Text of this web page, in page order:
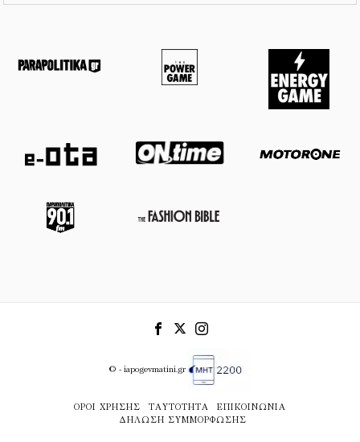
© - iapogevmatini.gr
ΌΡΟΙ ΧΡΉΣΗΣ ΤΑΥΤΌΤΗΤΑ
ΕΠΙΚΟΙΝΩΝΊΑ
ΔΉΛΩΣΗ ΣΥΜΜΌΡΦΩΣΗΣ